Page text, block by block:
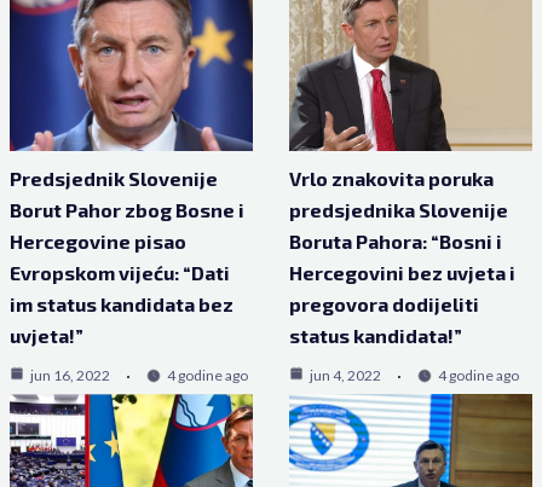
Predsjednik Slovenije
Borut Pahor zbog Bosne i
Hercegovine pisao
Evropskom vijeću: “Dati
im status kandidata bez
uvjeta!”
jun 16, 2022 4 godine ago
Vrlo znakovita poruka
predsjednika Slovenije
Boruta Pahora: “Bosni i
Hercegovini bez uvjeta i
pregovora dodijeliti
status kandidata!”
jun 4, 2022 4 godine ago